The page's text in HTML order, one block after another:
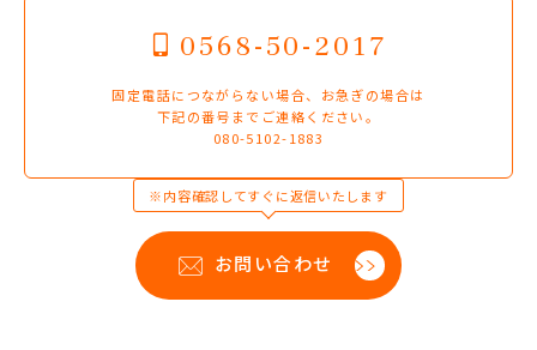
0568-50-2017
固定電話につながらない場合、お急ぎの場合は
下記の番号までご連絡ください。
080-5102-1883
※内容確認してすぐに返信いたします
お問い合わせ